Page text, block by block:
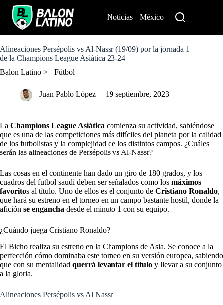
o
c
n
Noticias México
Alineaciones Persépolis vs Al-Nassr (19/09) por la jornada 1
de la Champions League Asiática 23-24
Balon Latino > +Fútbol
Juan Pablo López 19 septiembre, 2023
La Champions League Asiática comienza su actividad, sabiéndose
que es una de las competiciones más difíciles del planeta por la calidad
de los futbolistas y la complejidad de los distintos campos. ¿Cuáles
serán las alineaciones de Persépolis vs Al-Nassr?
Las cosas en el continente han dado un giro de 180 grados, y los
cuadros del futbol saudí deben ser señalados como los máximos
favoritos al título. Uno de ellos es el conjunto de Cristiano Ronaldo,
que hará su estreno en el torneo en un campo bastante hostil, donde la
afición se engancha desde el minuto 1 con su equipo.
¿Cuándo juega Cristiano Ronaldo?
El Bicho realiza su estreno en la Champions de Asia. Se conoce a la
perfección cómo dominaba este torneo en su versión europea, sabiendo
que con su mentalidad querrá levantar el título y llevar a su conjunto
a la gloria.
Alineaciones Persépolis vs Al Nassr